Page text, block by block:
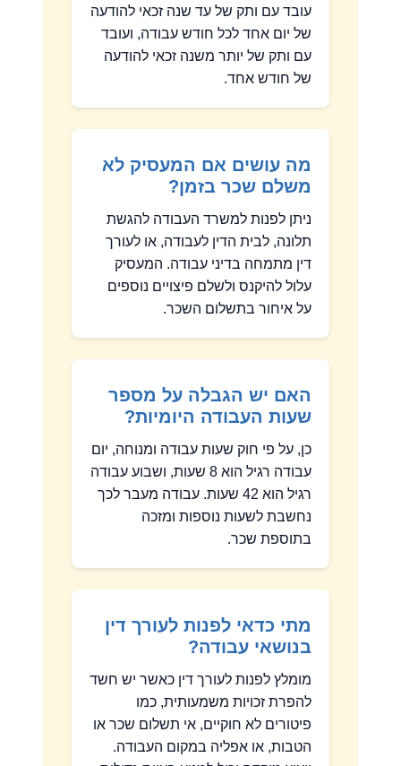
עובד עם ותק של עד שנה זכאי להודעה
של יום אחד לכל חודש עבודה, ועובד
עם ותק של יותר משנה זכאי להודעה
של חודש אחד.
מה עושים אם המעסיק לא
משלם שכר בזמן?
ניתן לפנות למשרד העבודה להגשת
תלונה, לבית הדין לעבודה, או לעורך
דין מתמחה בדיני עבודה. המעסיק
עלול להיקנס ולשלם פיצויים נוספים
על איחור בתשלום השכר.
האם יש הגבלה על מספר
שעות העבודה היומיות?
כן, על פי חוק שעות עבודה ומנוחה, יום
עבודה רגיל הוא 8 שעות, ושבוע עבודה
רגיל הוא 42 שעות. עבודה מעבר לכך
נחשבת לשעות נוספות ומזכה
בתוספת שכר.
מתי כדאי לפנות לעורך דין
בנושאי עבודה?
מומלץ לפנות לעורך דין כאשר יש חשד
להפרת זכויות משמעותית, כמו
פיטורים לא חוקיים, אי תשלום שכר או
הטבות, או אפליה במקום העבודה.